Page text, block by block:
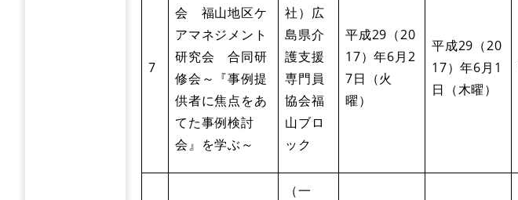
7
会 福山地区ケ
アマネジメント
研究会 合同研
修会～『事例提
供者に焦点をあ
てた事例検討
会』を学ぶ～
社）広
島県介
護支援
専門員
協会福
山ブロ
ック
平成29（20
17）年6月2
7日（火
曜）
平成29（20
17）年6月1
日（木曜）
（一